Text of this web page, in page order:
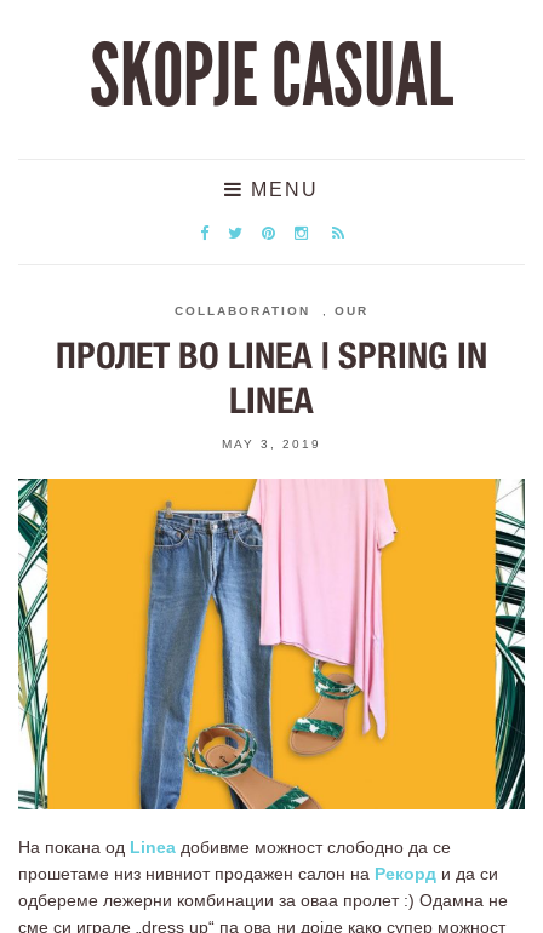
SKOPJE CASUAL
MENU
COLLABORATION OUR
ПРОЛЕТ ВО LINEA | SPRING IN
LINEA
MAY 3, 2019
На покана од Linea добивме можност слободно да се
прошетаме низ нивниот продажен салон на Рекорд и да си
одбереме лежерни комбинации за оваа пролет :) Одамна не
сме си играле „dress up“ па ова ни дојде како супер можност